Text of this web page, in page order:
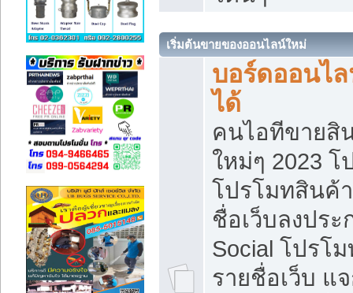
เริ่มต้นขายของออนไลน์ใหม่
บอร์ดออนไ
ได้
คนไอทีขายสิ
ใหม่ๆ 2023
โปรโมทสินค้
ชื่อเว็บลงปร
Social โปรโ
รายชื่อเว็บ แ